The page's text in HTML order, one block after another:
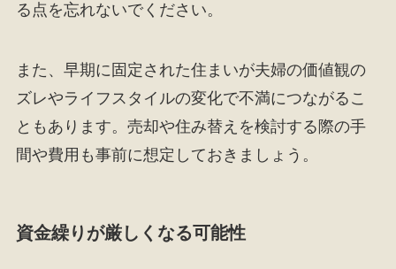
る点を忘れないでください。
また、早期に固定された住まいが夫婦の価値観の
ズレやライフスタイルの変化で不満につながるこ
ともあります。売却や住み替えを検討する際の手
間や費用も事前に想定しておきましょう。
資金繰りが厳しくなる可能性